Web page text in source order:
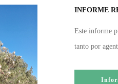
INFORME
Este informe
tanto por